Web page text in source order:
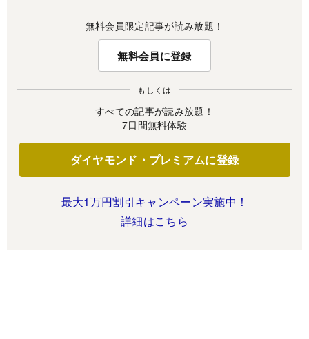
無料会員限定記事が読み放題！
無料会員に登録
もしくは
すべての記事が読み放題！
7日間無料体験
ダイヤモンド・プレミアムに登録
最大1万円割引キャンペーン実施中！
詳細はこちら